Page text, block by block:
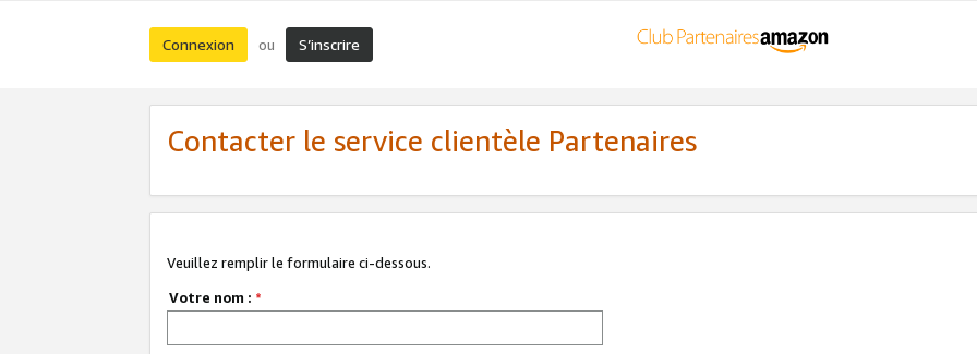
Connexion ou S’inscrire
Contacter le service clientèle Partenaires
Veuillez remplir le formulaire ci-dessous.
Votre nom : *